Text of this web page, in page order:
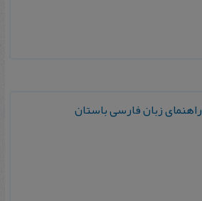
راهنمای زبان فارسی باستان